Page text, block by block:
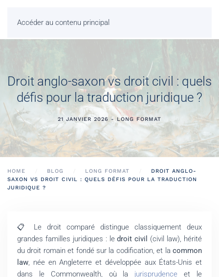
Accéder au contenu principal
Droit anglo-saxon vs droit civil : quels
défis pour la traduction juridique ?
21 JANVIER 2026 - LONG FORMAT
HOME BLOG LONG FORMAT
DROIT ANGLO-
SAXON VS DROIT CIVIL : QUELS DÉFIS POUR LA TRADUCTION
JURIDIQUE ?
📋 Le droit comparé distingue classiquement deux
grandes familles juridiques : ledroit civil
(civil law), hérité
du droit romain et fondé sur la codification, et la common
law, née en Angleterre et développée aux États-Unis et
dans le Commonwealth, où la jurisprudence et le